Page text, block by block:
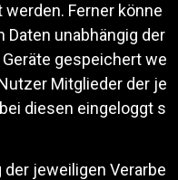
Ferner könne
unabhängig der
gespeichert we
Mitglieder der je
diesen eingeloggt s
jeweiligen Verarbe